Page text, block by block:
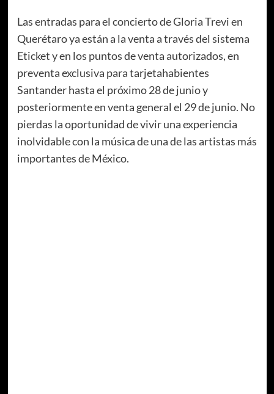
Las entradas para el concierto de Gloria Trevi en
Querétaro ya están a la venta a través del sistema
Eticket y en los puntos de venta autorizados, en
preventa exclusiva para tarjetahabientes
Santander hasta el próximo 28 de junio y
posteriormente en venta general el 29 de junio. No
pierdas la oportunidad de vivir una experiencia
inolvidable con la música de una de las artistas más
importantes de México.